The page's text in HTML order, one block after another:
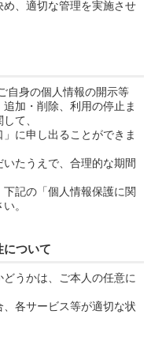
、適切な管理を実施させ
自身の個人情報の開示等
追加・削除、利用の停止ま
て、
に申し出ることができま
たうえで、合理的な期間
記の「個人情報保護に関
。
について
うかは、ご本人の任意に
各サービス等が適切な状